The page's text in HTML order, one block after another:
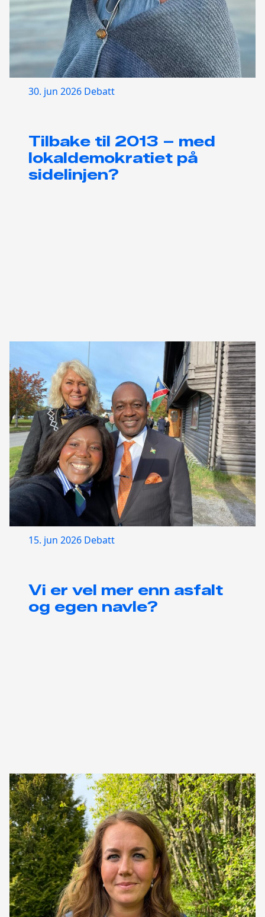
30. jun 2026 Debatt
Tilbake til 2013 – med
lokaldemokratiet på
sidelinjen?
15. jun 2026 Debatt
Vi er vel mer enn asfalt
og egen navle?